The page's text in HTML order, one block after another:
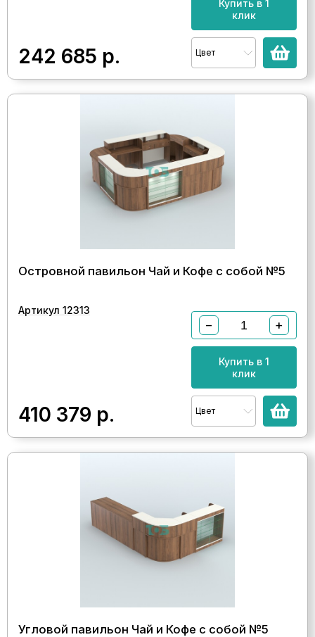
242 685 р.
Купить в 1
клик
Цвет
Островной павильон Чай и Кофе с собой №5
Артикул 12313
410 379 р.
− +
Купить в 1
клик
Цвет
Угловой павильон Чай и Кофе с собой №5